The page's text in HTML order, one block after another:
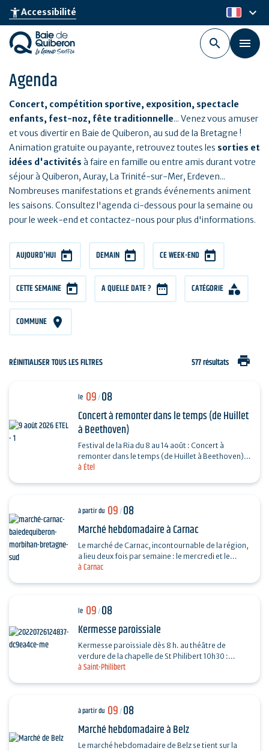
Aller
au
contenu
principal
accessibility_newAccessibilité fr
keyboard_arrow_down
Agenda
Concert, compétition sportive, exposition, spectacle
enfants, fest-noz, fête traditionnelle... Venez vous amuser
et vous divertir en Baie de Quiberon, au sud de la Bretagne !
Animation gratuite ou payante, retrouvez toutes les sorties et
idées d'activités à faire en famille ou entre amis durant votre
séjour à Quiberon, Auray, La Trinité-sur-Mer, Erdeven...
Nombreuses manifestations et grands événements animent
les saisons. Consultez l'agenda ci-dessous pour la semaine ou
pour le week-end et contactez-nous pour plus d'informations.
AUJOURD'HUI DEMAIN CE WEEK-END
CETTE SEMAINE A QUELLE DATE ? CATÉGORIE
COMMUNE
RÉINITIALISER TOUS LES FILTRES 577 résultats print
à Étel
le 09/08
Concert à remonter dans le temps (de Huillet
à Beethoven)
Festival de la Ria du 8 au 14 août : Concert à
remonter dans le temps (de Huillet à Beethoven)
Réservation : www.amicorde.org
à Carnac
à partir du 09/08
Marché hebdomadaire à Carnac
Le marché de Carnac, incontournable de la région,
a lieu deux fois par semaine : le mercredi et le
dimanche, de 7h30 à13h, au parking de Saint-
à Saint-Philibert
le 09/08
Kermesse paroissiale
Kermesse paroissiale dès 8 h. au théâtre de
verdure de la chapelle de St Philibert 10h30 :
messe en plein air
à partir du 09/08
Marché hebdomadaire à Belz
Le marché hebdomadaire de Belz se tient sur la